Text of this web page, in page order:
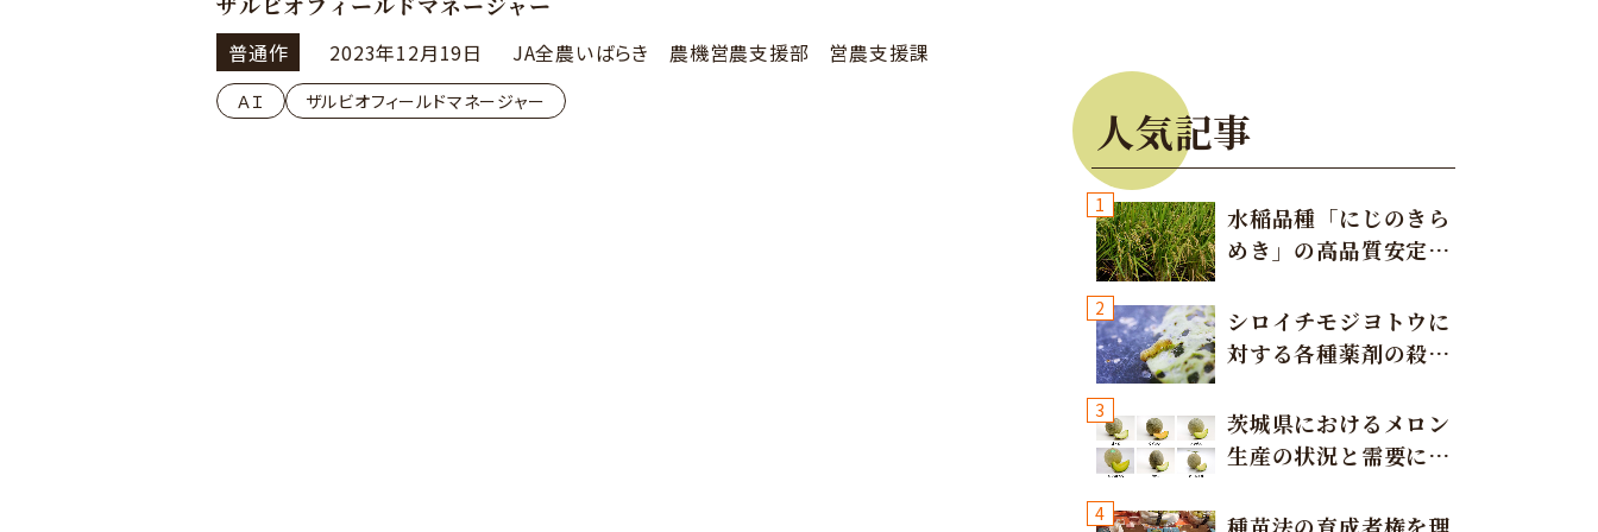
普通作 2023年12月19日 JA全農いばらき 農機営農支援部 営農支援課
ＡＩ ザルビオフィールドマネージャー
人気記事
1
水稲品種「にじのきら
めき」の高品質安定多
2
シロイチモジヨトウに
対する各種薬剤の殺虫
3
茨城県におけるメロン
生産の状況と需要に応
4